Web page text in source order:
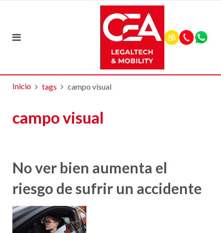
Inicio tags campo visual
campo visual
No ver bien aumenta el
riesgo de sufrir un accidente